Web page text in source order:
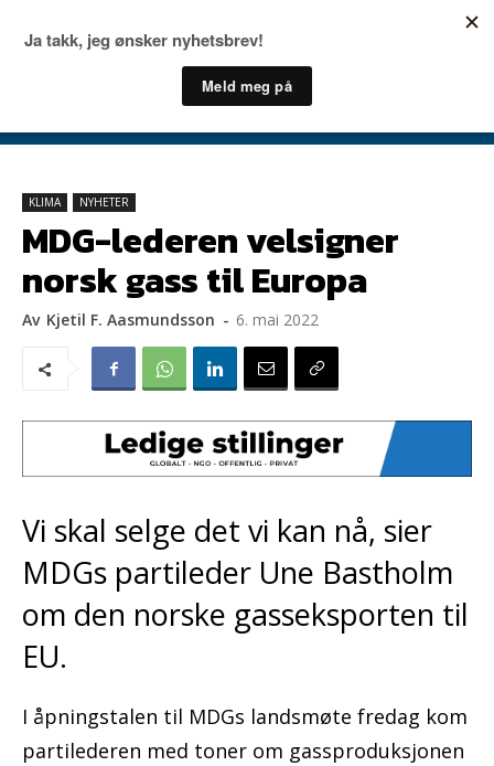
KLIMA NYHETER
MDG-lederen velsigner
norsk gass til Europa
Av Kjetil F. Aasmundsson - 6. mai 2022
Vi skal selge det vi kan nå, sier
MDGs partileder Une Bastholm
om den norske gasseksporten til
EU.
I åpningstalen til MDGs landsmøte fredag kom
partilederen med toner om gassproduksjonen